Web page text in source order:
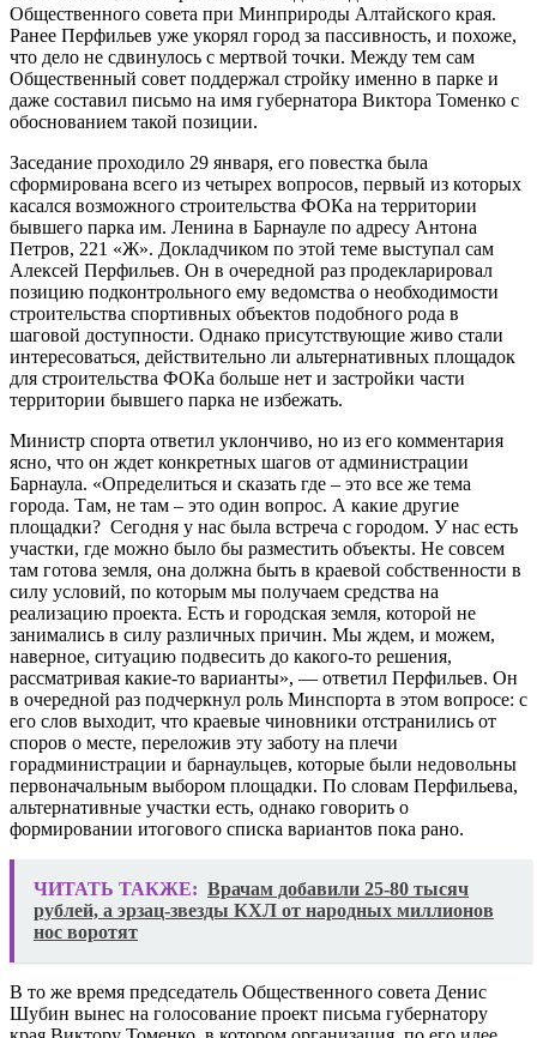
Общественного совета при Минприроды Алтайского края.
Ранее Перфильев уже укорял город за пассивность, и похоже,
что дело не сдвинулось с мертвой точки. Между тем сам
Общественный совет поддержал стройку именно в парке и
даже составил письмо на имя губернатора Виктора Томенко с
обоснованием такой позиции.
Заседание проходило 29 января, его повестка была
сформирована всего из четырех вопросов, первый из которых
касался возможного строительства ФОКа на территории
бывшего парка им. Ленина в Барнауле по адресу Антона
Петров, 221 «Ж». Докладчиком по этой теме выступал сам
Алексей Перфильев. Он в очередной раз продекларировал
позицию подконтрольного ему ведомства о необходимости
строительства спортивных объектов подобного рода в
шаговой доступности. Однако присутствующие живо стали
интересоваться, действительно ли альтернативных площадок
для строительства ФОКа больше нет и застройки части
территории бывшего парка не избежать.
Министр спорта ответил уклончиво, но из его комментария
ясно, что он ждет конкретных шагов от администрации
Барнаула. «Определиться и сказать где – это все же тема
города. Там, не там – это один вопрос. А какие другие
площадки? Сегодня у нас была встреча с городом. У нас есть
участки, где можно было бы разместить объекты. Не совсем
там готова земля, она должна быть в краевой собственности в
силу условий, по которым мы получаем средства на
реализацию проекта. Есть и городская земля, которой не
занимались в силу различных причин. Мы ждем, и можем,
наверное, ситуацию подвесить до какого-то решения,
рассматривая какие-то варианты», — ответил Перфильев. Он
в очередной раз подчеркнул роль Минспорта в этом вопросе: с
его слов выходит, что краевые чиновники отстранились от
споров о месте, переложив эту заботу на плечи
горадминистрации и барнаульцев, которые были недовольны
первоначальным выбором площадки. По словам Перфильева,
альтернативные участки есть, однако говорить о
формировании итогового списка вариантов пока рано.
ЧИТАТЬ ТАКЖЕ: Врачам добавили 25-80 тысяч
рублей, а эрзац-звезды КХЛ от народных миллионов
ноc воротят
В то же время председатель Общественного совета Денис
Шубин вынес на голосование проект письма губернатору